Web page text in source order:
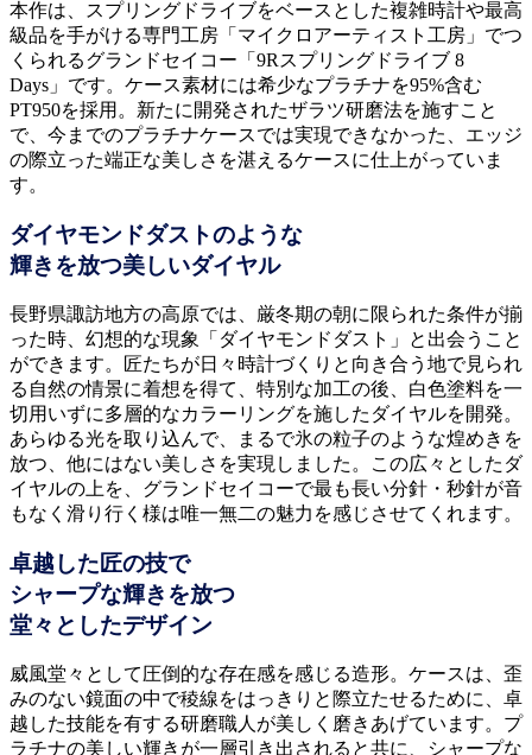
本作は、スプリングドライブをベースとした複雑時計や最高
級品を手がける専門工房「マイクロアーティスト工房」でつ
くられるグランドセイコー「9Rスプリングドライブ 8
Days」です。ケース素材には希少なプラチナを95%含む
PT950を採用。新たに開発されたザラツ研磨法を施すこと
で、今までのプラチナケースでは実現できなかった、エッジ
の際立った端正な美しさを湛えるケースに仕上がっていま
す。
ダイヤモンドダストのような
輝きを放つ美しいダイヤル
長野県諏訪地方の高原では、厳冬期の朝に限られた条件が揃
った時、幻想的な現象「ダイヤモンドダスト」と出会うこと
ができます。匠たちが日々時計づくりと向き合う地で見られ
る自然の情景に着想を得て、特別な加工の後、白色塗料を一
切用いずに多層的なカラーリングを施したダイヤルを開発。
あらゆる光を取り込んで、まるで氷の粒子のような煌めきを
放つ、他にはない美しさを実現しました。この広々としたダ
イヤルの上を、グランドセイコーで最も長い分針・秒針が音
もなく滑り行く様は唯一無二の魅力を感じさせてくれます。
卓越した匠の技で
シャープな輝きを放つ
堂々としたデザイン
威風堂々として圧倒的な存在感を感じる造形。ケースは、歪
みのない鏡面の中で稜線をはっきりと際立たせるために、卓
越した技能を有する研磨職人が美しく磨きあげています。プ
ラチナの美しい輝きが一層引き出されると共に、シャープな